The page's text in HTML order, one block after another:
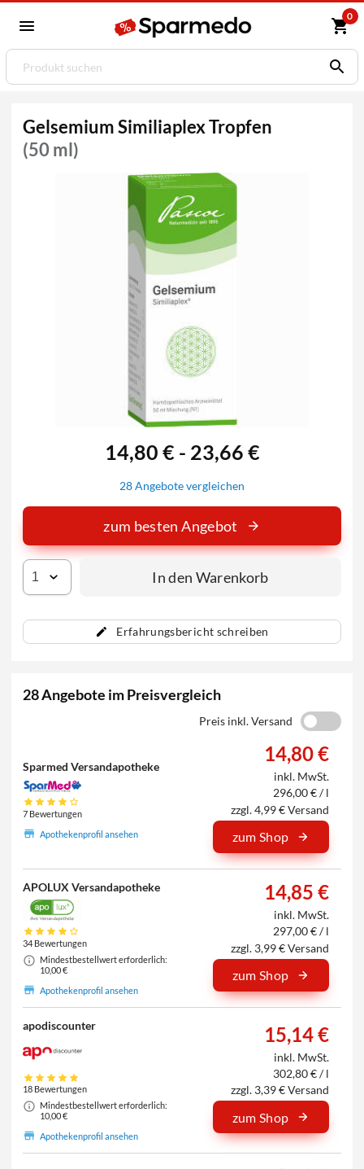
0
Gelsemium Similiaplex Tropfen
(50 ml)
Erfahrungsbericht schreiben
14,80 € - 23,66 €
28 Angebote vergleichen
zum besten Angebot
In den Warenkorb
28 Angebote im Preisvergleich
Preis inkl. Versand
Sparmed Versandapotheke
7 Bewertungen
Apothekenprofil ansehen
14,80 €
inkl. MwSt.
296,00 € / l
zzgl. 4,99 € Versand
zum Shop
APOLUX Versandapotheke
34 Bewertungen
Mindestbestellwert erforderlich:
10,00 €
Apothekenprofil ansehen
14,85 €
inkl. MwSt.
297,00 € / l
zzgl. 3,99 € Versand
zum Shop
apodiscounter
18 Bewertungen
Mindestbestellwert erforderlich:
10,00 €
Apothekenprofil ansehen
15,14 €
inkl. MwSt.
302,80 € / l
zzgl. 3,39 € Versand
zum Shop